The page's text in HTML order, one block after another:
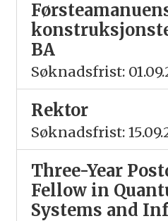
BA
Søknadsfrist:
Rektor
Søknadsfrist:
Three-Year
Fellow in
Systems and